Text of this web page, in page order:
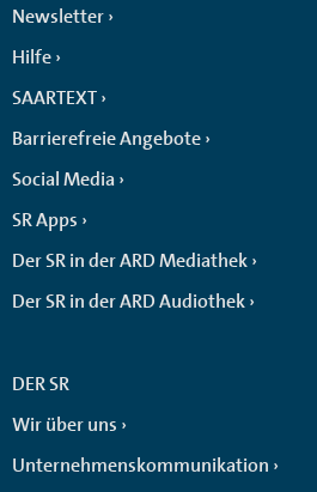
Newsletter
Hilfe
SAARTEXT
Barrierefreie Angebote
Social Media
SR Apps
Der SR in der ARD Mediathek
Der SR in der ARD Audiothek
DER SR
Wir über uns
Unternehmenskommunikation